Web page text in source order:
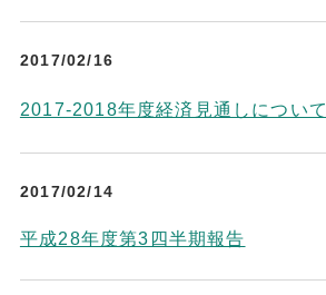
2017/02/16
2017-2018年度経済見通しについて
2017/02/14
平成28年度第3四半期報告